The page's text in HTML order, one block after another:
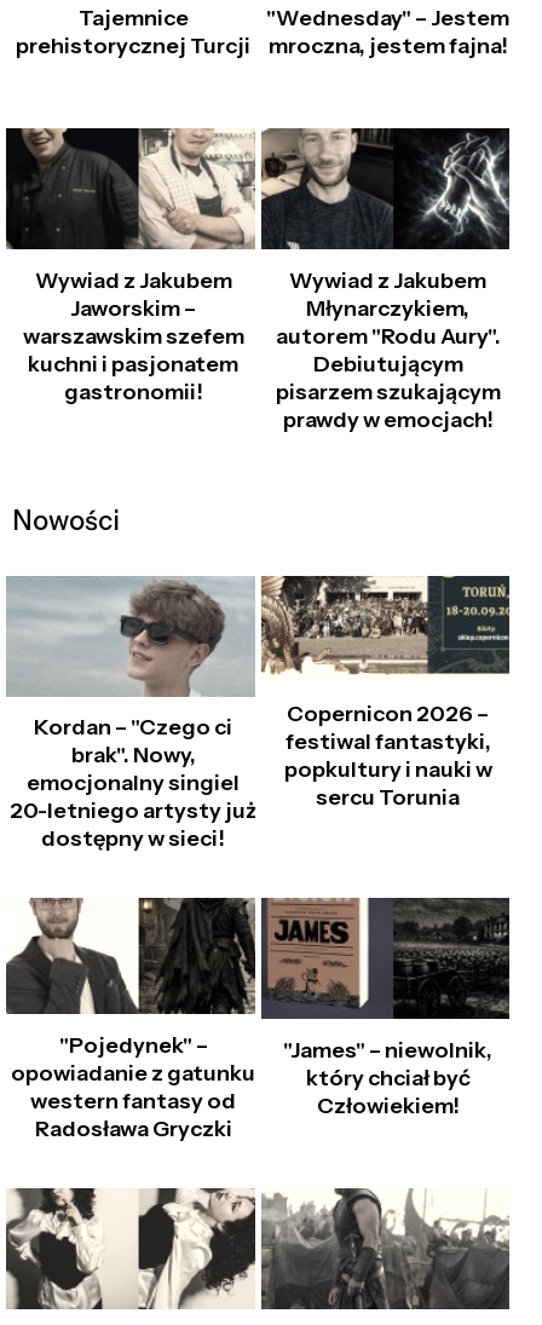
Tajemnice
prehistorycznej Turcji
"Wednesday" – Jestem
mroczna, jestem fajna!
Wywiad z Jakubem
Jaworskim –
warszawskim szefem
kuchni i pasjonatem
gastronomii!
Wywiad z Jakubem
Młynarczykiem,
autorem "Rodu Aury".
Debiutującym
pisarzem szukającym
prawdy w emocjach!
Nowości
Kordan – "Czego ci
brak". Nowy,
emocjonalny singiel
20-letniego artysty już
dostępny w sieci!
Copernicon 2026 –
festiwal fantastyki,
popkultury i nauki w
sercu Torunia
"Pojedynek" –
opowiadanie z gatunku
western fantasy od
Radosława Gryczki
"James" – niewolnik,
który chciał być
Człowiekiem!